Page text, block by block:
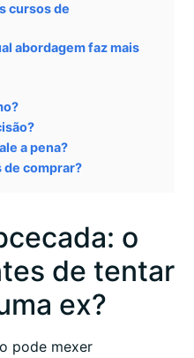
cursos de
abordagem faz mais
a pena?
de comprar?
o
de tentar
ex?
pode mexer